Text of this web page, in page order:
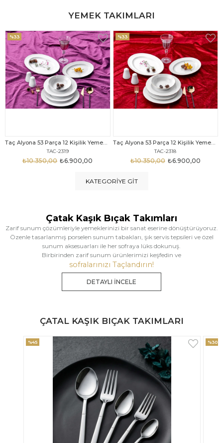
YEMEK TAKIMLARI
Taç Alyona 53 Parça 12 Kişilik Yemek Takımı Gold
TAC-2318
₺6.900,00
₺10.350,00
%33
Taç Eliza Alyona 53 Parça 12 Kişilik Yemek Takımı Platin
TAC-2316
₺9.499,00
₺12.669,00
%25
KATEGORIYE GIT
Çatak Kaşık Bıçak Takımları
Zarif sunum çözümleriyle yemeklerinizi bir sanat eserine dönüştürüyoruz.
Özenle tasarlanmış porselen sunum tabakları, şık servis tepsileri ve özel
sunum aksesuarları ile her sofraya lüks dokunuş.
Birbirinden zarif sunum ürünlerimizi keşfedin ve
sofralarınızı Taçlandırın!
DETAYLI İNCELE
ÇATAL KAŞIK BIÇAK TAKIMLARI
%30 %33